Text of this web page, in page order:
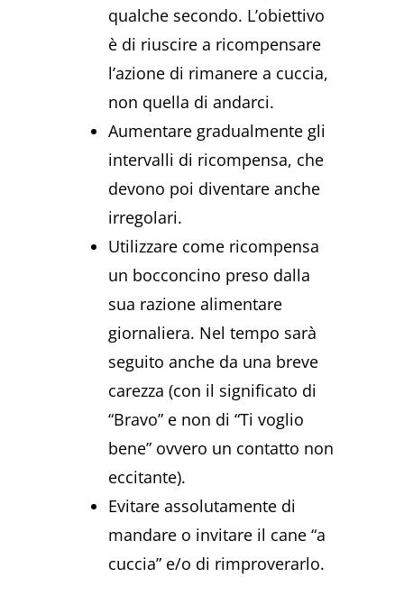
qualche secondo. L’obiettivo
è di riuscire a ricompensare
l’azione di rimanere a cuccia,
non quella di andarci.
Aumentare gradualmente gli
intervalli di ricompensa, che
devono poi diventare anche
irregolari.
Utilizzare come ricompensa
un bocconcino preso dalla
sua razione alimentare
giornaliera. Nel tempo sarà
seguito anche da una breve
carezza (con il significato di
“Bravo” e non di “Ti voglio
bene” ovvero un contatto non
eccitante).
Evitare assolutamente di
mandare o invitare il cane “a
cuccia” e/o di rimproverarlo.